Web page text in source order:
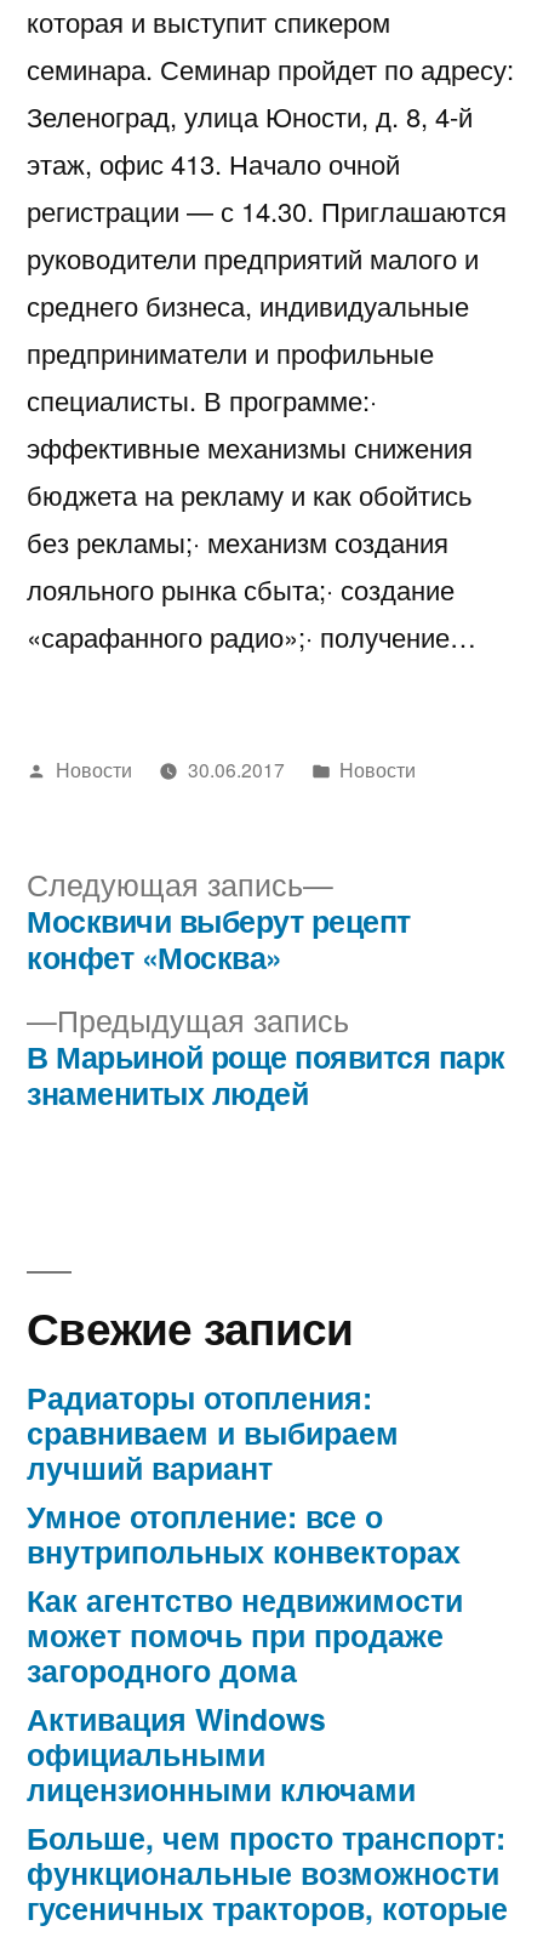
которая и выступит спикером
семинара. Семинар пройдет по адресу:
Зеленоград, улица Юности, д. 8, 4-й
этаж, офис 413. Начало очной
регистрации — с 14.30. Приглашаются
руководители предприятий малого и
среднего бизнеса, индивидуальные
предприниматели и профильные
специалисты. В программе:·
эффективные механизмы снижения
бюджета на рекламу и как обойтись
без рекламы;· механизм создания
лояльного рынка сбыта;· создание
«сарафанного радио»;· получение…
Написано
Новости 30.06.2017
Написано
Новости
Навигация
записям
Предыдущая запись
запись:
В Марьиной роще появится парк
знаменитых людей
Следующая запись
Следующая
запись:
Москвичи выберут рецепт
конфет «Москва»
Свежие записи
Радиаторы отопления:
сравниваем и выбираем
лучший вариант
Умное отопление: все о
внутрипольных конвекторах
Как агентство недвижимости
может помочь при продаже
загородного дома
Активация Windows
официальными
лицензионными ключами
Больше, чем просто транспорт:
функциональные возможности
гусеничных тракторов, которые